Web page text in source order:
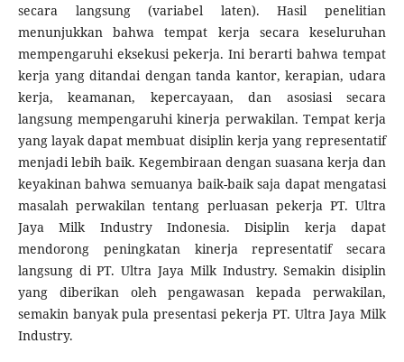
secara langsung (variabel laten). Hasil penelitian
menunjukkan bahwa tempat kerja secara keseluruhan
mempengaruhi eksekusi pekerja. Ini berarti bahwa tempat
kerja yang ditandai dengan tanda kantor, kerapian, udara
kerja, keamanan, kepercayaan, dan asosiasi secara
langsung mempengaruhi kinerja perwakilan. Tempat kerja
yang layak dapat membuat disiplin kerja yang representatif
menjadi lebih baik. Kegembiraan dengan suasana kerja dan
keyakinan bahwa semuanya baik-baik saja dapat mengatasi
masalah perwakilan tentang perluasan pekerja PT. Ultra
Jaya Milk Industry Indonesia. Disiplin kerja dapat
mendorong peningkatan kinerja representatif secara
langsung di PT. Ultra Jaya Milk Industry. Semakin disiplin
yang diberikan oleh pengawasan kepada perwakilan,
semakin banyak pula presentasi pekerja PT. Ultra Jaya Milk
Industry.